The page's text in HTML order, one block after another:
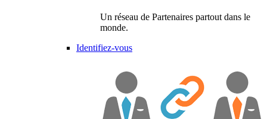
Un réseau de Partenaires partout dans le
monde.
Identifiez-vous